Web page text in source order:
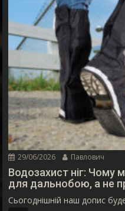
29/06/2026 Павлович
Водозахист ніг: Чому
для дальнобою, а не
Сьогоднішній наш допис